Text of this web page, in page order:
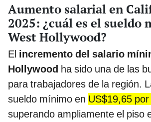
Aumento salarial en
2025: ¿cuál es el sueldo
West Hollywood?
El incremento del salario
Hollywood ha sido una de las
para trabajadores de la región.
sueldo mínimo en US$19,65
superando ampliamente el piso